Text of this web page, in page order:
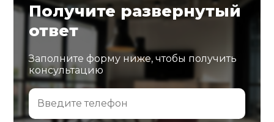
Получите развернутый
ответ
Заполните форму ниже, чтобы получить
консультацию